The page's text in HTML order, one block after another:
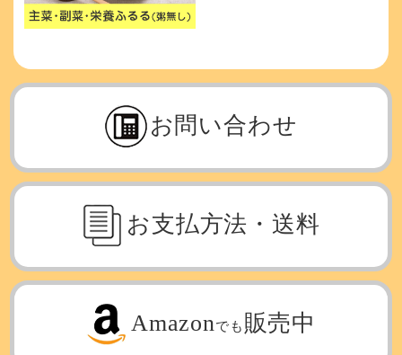
お問い合わせ
お支払方法・送料
Amazonでも 販売中